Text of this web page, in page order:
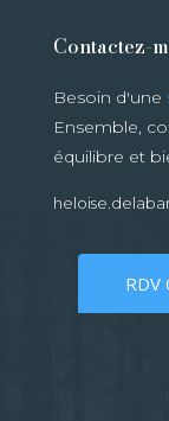
Contactez-
Besoin d'une
Ensemble,
équilibre et
RDV